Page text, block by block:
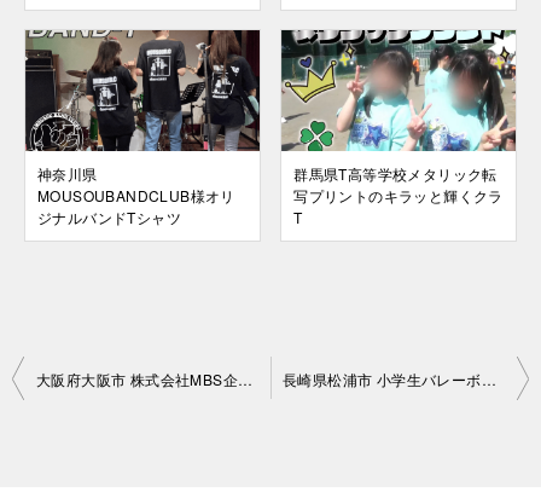
神奈川県
MOUSOUBANDCLUB様オリ
ジナルバンドTシャツ
群馬県T高等学校メタリック転
写プリントのキラッと輝くクラ
T
投
大阪府大阪市 株式会社MBS企画様 オリジナルTシャツ 長崎県松浦市 小学生バレーボールクラブ K様 オリジナルマスク